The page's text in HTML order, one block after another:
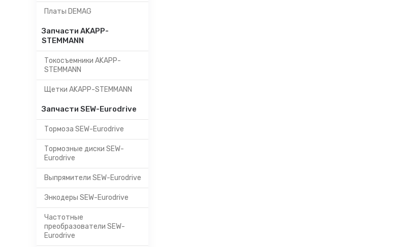
Платы DEMAG
Запчасти AKAPP-
STEMMANN
Токосъемники AKAPP-
STEMMANN
Щетки AKAPP-STEMMANN
Запчасти SEW-Eurodrive
Тормоза SEW-Eurodrive
Тормозные диски SEW-
Eurodrive
Выпрямители SEW-Eurodrive
Энкодеры SEW-Eurodrive
Частотные
преобразователи SEW-
Eurodrive